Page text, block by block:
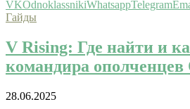
VKOdnoklassnikiWhatsappTelegram
Гайды
V Rising: Где найти и
командира
28.06.2025